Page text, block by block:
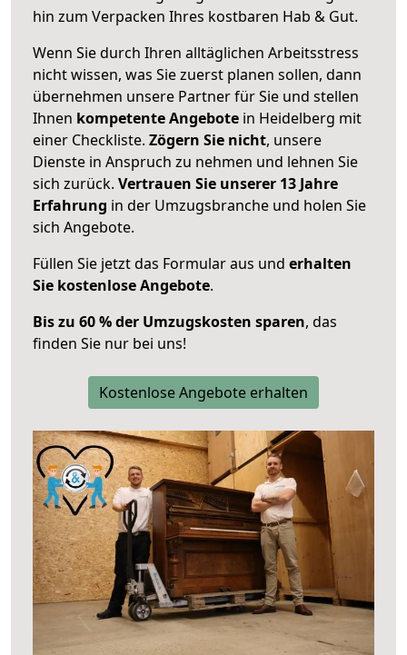
hin zum Verpacken Ihres kostbaren Hab & Gut.
Wenn Sie durch Ihren alltäglichen Arbeitsstress
nicht wissen, was Sie zuerst planen sollen, dann
übernehmen unsere Partner für Sie und stellen
Ihnen kompetente Angebote in Heidelberg mit
einer Checkliste. Zögern Sie nicht, unsere
Dienste in Anspruch zu nehmen und lehnen Sie
sich zurück. Vertrauen Sie unserer 13 Jahre
Erfahrung in der Umzugsbranche und holen Sie
sich Angebote.
Füllen Sie jetzt das Formular aus und erhalten
Sie kostenlose Angebote.
Bis zu 60 % der Umzugskosten sparen, das
finden Sie nur bei uns!
Kostenlose Angebote erhalten